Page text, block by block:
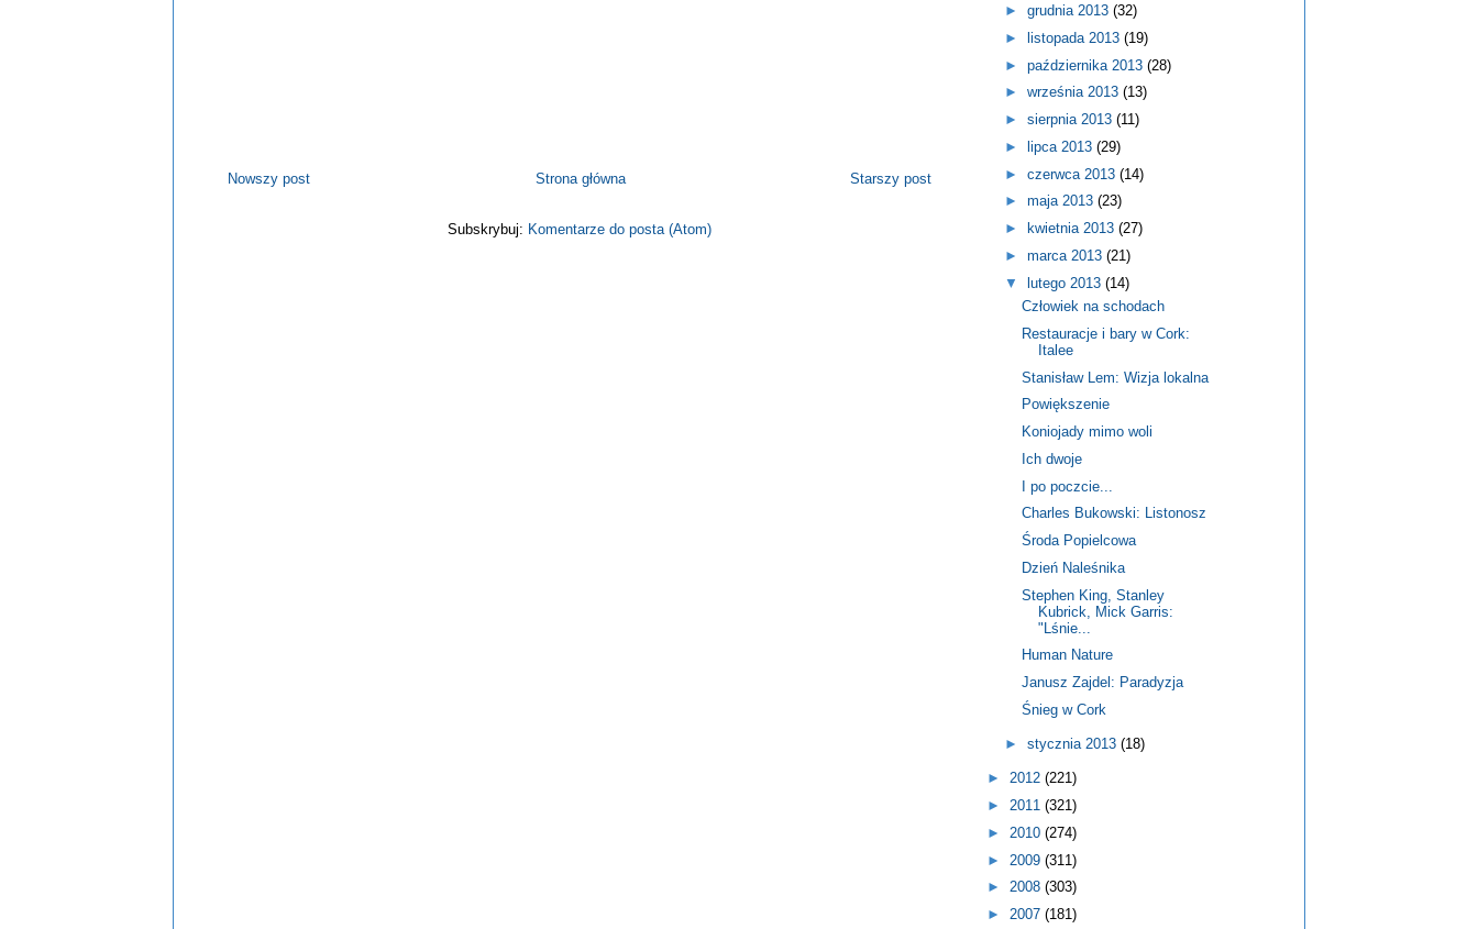
Nowszy post Starszy post
Strona główna
Subskrybuj: Komentarze do posta (Atom)
► grudnia 2013 (32)
►
listopada 2013 (19)
► października 2013 (28)
► września 2013 (13)
► sierpnia 2013 (11)
►
lipca 2013 (29)
► czerwca 2013 (14)
► maja 2013 (23)
►
kwietnia 2013 (27)
► marca 2013 (21)
▼ lutego 2013 (14)
Człowiek na schodach
Restauracje i bary w Cork:
Italee
Stanisław Lem: Wizja lokalna
Powiększenie
Koniojady mimo woli
Ich dwoje
I po poczcie...
Charles Bukowski: Listonosz
Środa Popielcowa
Dzień Naleśnika
Stephen King, Stanley
Kubrick, Mick Garris:
"Lśnie...
Human Nature
Janusz Zajdel: Paradyzja
Śnieg w Cork
► stycznia 2013 (18)
► 2012 (221)
► 2011 (321)
► 2010 (274)
► 2009 (311)
► 2008 (303)
► 2007 (181)